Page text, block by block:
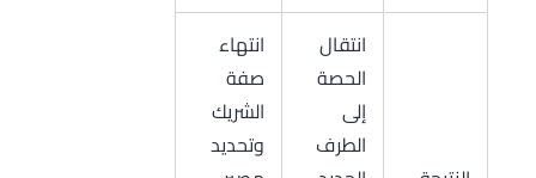
انتقال
الحصة
إلى
الطرف
انتهاء
صفة
الشريك
وتحديد